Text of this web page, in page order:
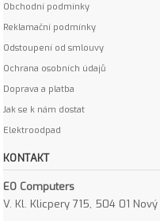
Obchodní podmínky
Reklamační podmínky
Odstoupení od smlouvy
Ochrana osobních údajů
Doprava a platba
Jak se k nám dostat
Elektroodpad
KONTAKT
EO Computers
V. Kl. Klicpery 715, 504 01